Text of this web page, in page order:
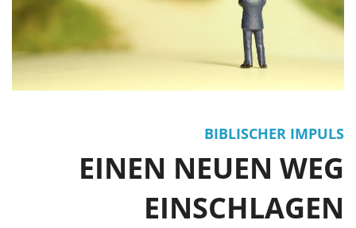
BIBLISCHER IMPULS
EINEN NEUEN WEG
EINSCHLAGEN